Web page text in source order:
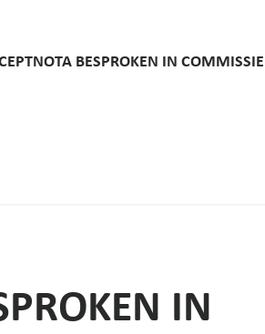
BESPROKEN IN
IN